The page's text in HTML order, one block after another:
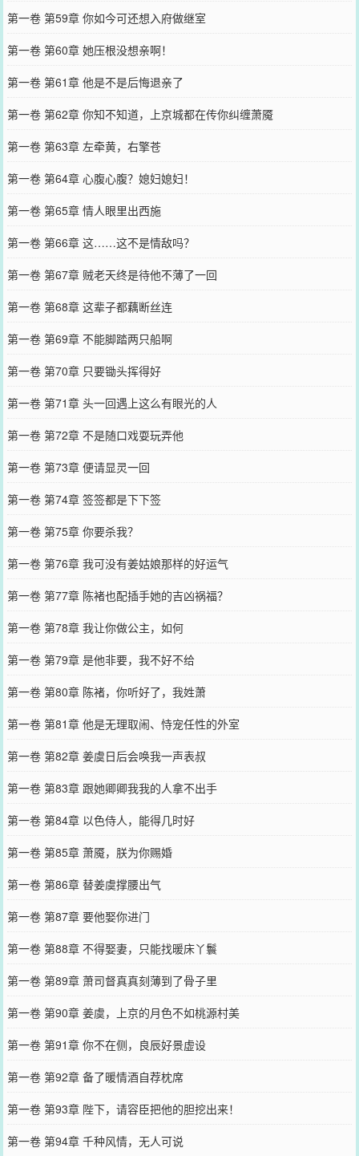
第一卷 第59章 你如今可还想入府做继室
第一卷 第60章 她压根没想亲啊！
第一卷 第61章 他是不是后悔退亲了
第一卷 第62章 你知不知道，上京城都在传你纠缠萧魇
第一卷 第63章 左牵黄，右擎苍
第一卷 第64章 心腹心腹？媳妇媳妇！
第一卷 第65章 情人眼里出西施
第一卷 第66章 这……这不是情敌吗？
第一卷 第67章 贼老天终是待他不薄了一回
第一卷 第68章 这辈子都藕断丝连
第一卷 第69章 不能脚踏两只船啊
第一卷 第70章 只要锄头挥得好
第一卷 第71章 头一回遇上这么有眼光的人
第一卷 第72章 不是随口戏耍玩弄他
第一卷 第73章 便请显灵一回
第一卷 第74章 签签都是下下签
第一卷 第75章 你要杀我？
第一卷 第76章 我可没有姜姑娘那样的好运气
第一卷 第77章 陈褚也配插手她的吉凶祸福？
第一卷 第78章 我让你做公主，如何
第一卷 第79章 是他非要，我不好不给
第一卷 第80章 陈褚，你听好了，我姓萧
第一卷 第81章 他是无理取闹、恃宠任性的外室
第一卷 第82章 姜虞日后会唤我一声表叔
第一卷 第83章 跟她卿卿我我的人拿不出手
第一卷 第84章 以色侍人，能得几时好
第一卷 第85章 萧魇，朕为你赐婚
第一卷 第86章 替姜虞撑腰出气
第一卷 第87章 要他娶你进门
第一卷 第88章 不得娶妻，只能找暖床丫鬟
第一卷 第89章 萧司督真真刻薄到了骨子里
第一卷 第90章 姜虞，上京的月色不如桃源村美
第一卷 第91章 你不在侧，良辰好景虚设
第一卷 第92章 备了暖情酒自荐枕席
第一卷 第93章 陛下，请容臣把他的胆挖出来！
第一卷 第94章 千种风情，无人可说